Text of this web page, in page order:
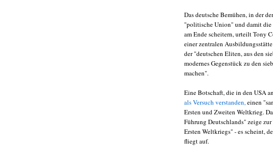
Das deutsche Bemühen, in der
"politische Union" und damit die
am Ende scheitern, urteilt Tony
einer zentralen
der "deutschen Eliten, aus den
modernes Gegenstück zu den
machen".
Eine Botschaft, die in den USA
als Versuch verstanden, einen
Ersten und Zweiten Weltkrieg.
Führung Deutschlands" zeige
Ersten Weltkriegs" - es scheint,
fliegt auf.